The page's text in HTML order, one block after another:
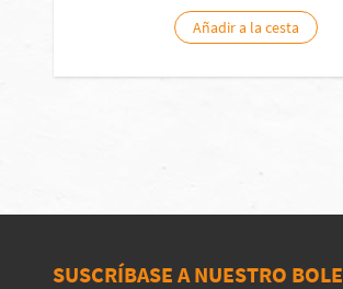
Añadir a la cesta
SUSCRÍBASE A NUESTRO